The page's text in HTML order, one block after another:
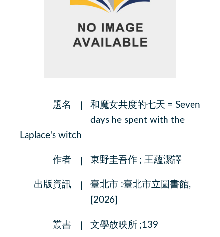
題名
和魔女共度的七天 = Seven
days he spent with the
Laplace's witch
作者 東野圭吾作 ; 王蘊潔譯
出版資訊
臺北市 :臺北市立圖書館,
[2026]
叢書 文學放映所 ;139